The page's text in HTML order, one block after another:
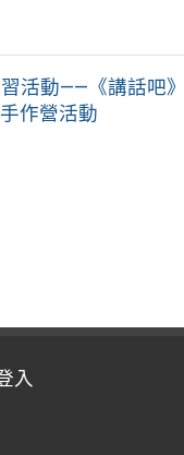
活動——《講話吧》
作營活動
入